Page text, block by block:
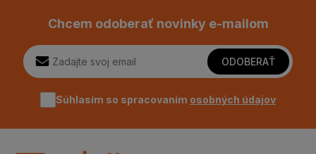
Chcem odoberať novinky e-mailom
ODOBERAŤ
Súhlasím so spracovaním osobných údajov